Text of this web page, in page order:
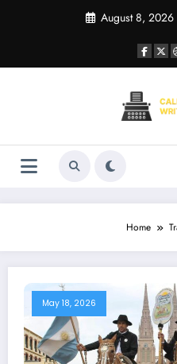
August 8, 2026
Home
May 18, 2026